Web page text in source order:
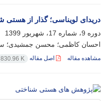
دریدای لویناسی؛ گذار از هستی
دوره 9، شماره 17، شهریور 1399
احسان کاظمی؛ محسن جمشیدی؛
مشاهده مقاله اصل مقاله 830.96 K